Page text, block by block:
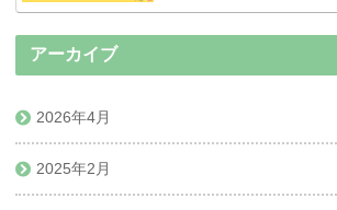
アーカイブ
2026年4月
2025年2月